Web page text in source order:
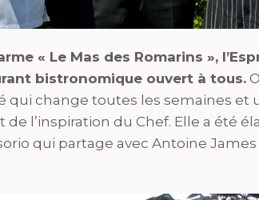
« Le Mas des Romarins »,
bistronomique ouvert à tous.
qui change toutes les semaines et
de l’inspiration du Chef. Elle a été
qui partage avec Antoine